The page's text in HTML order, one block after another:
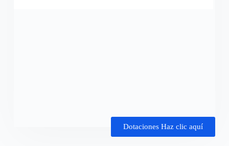
Dotaciones Haz clic aquí